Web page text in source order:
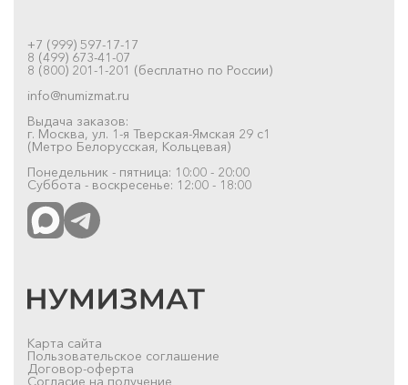
+7 (999) 597-17-17
8 (499) 673-41-07
8 (800) 201-1-201 (бесплатно по России)
info@numizmat.ru
Выдача заказов:
г. Москва, ул. 1-я Тверская-Ямская 29 с1
(Метро Белорусская, Кольцевая)
Понедельник - пятница: 10:00 - 20:00
Суббота - воскресенье: 12:00 - 18:00
Карта сайта
Пользовательское соглашение
Договор-оферта
Согласие на получение